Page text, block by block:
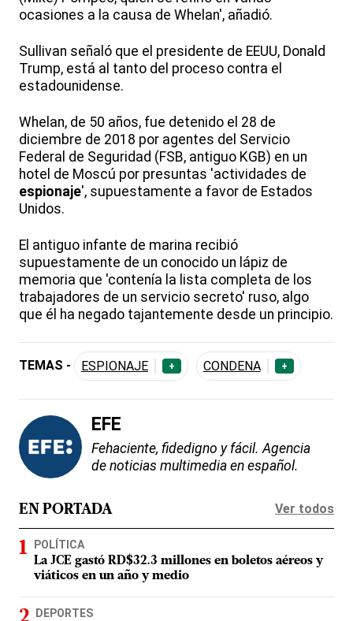
ocasiones a la causa de Whelan', añadió.
Sullivan señaló que el presidente de EEUU, Donald
Trump, está al tanto del proceso contra el
estadounidense.
Whelan, de 50 años, fue detenido el 28 de
diciembre de 2018 por agentes del Servicio
Federal de Seguridad (FSB, antiguo KGB) en un
hotel de Moscú por presuntas 'actividades de
espionaje', supuestamente a favor de Estados
Unidos.
El antiguo infante de marina recibió
supuestamente de un conocido un lápiz de
memoria que 'contenía la lista completa de los
trabajadores de un servicio secreto' ruso, algo
que él ha negado tajantemente desde un principio.
TEMAS - ESPIONAJE + CONDENA +
EFE
Fehaciente, fidedigno y fácil. Agencia
de noticias multimedia en español.
EN PORTADA Ver todos
POLÍTICA
La JCE gastó RD$32.3 millones en boletos aéreos y
viáticos en un año y medio
DEPORTES